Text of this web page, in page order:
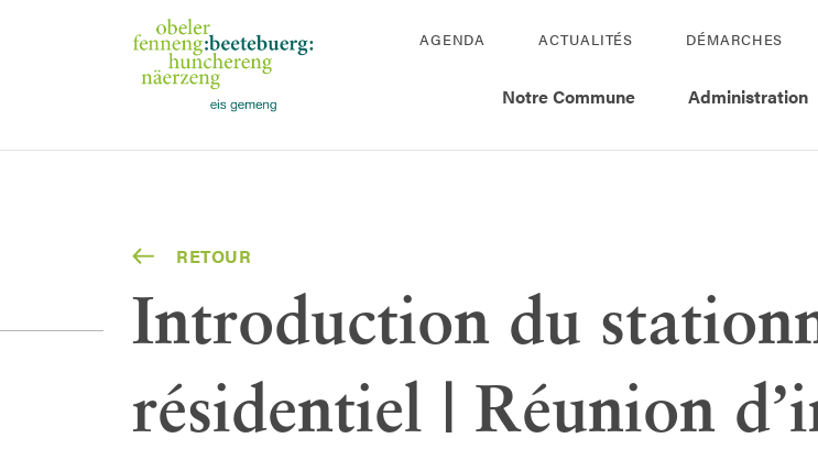
AGENDA ACTUALITÉS DÉMARCHES
Notre Commune Administration
RETOUR
Introduction du
résidentiel | Réunion